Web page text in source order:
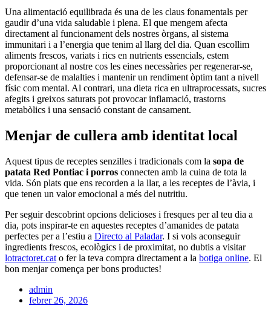
Una alimentació equilibrada és una de les claus fonamentals per
gaudir d’una vida saludable i plena. El que mengem afecta
directament al funcionament dels nostres òrgans, al sistema
immunitari i a l’energia que tenim al llarg del dia. Quan escollim
aliments frescos, variats i rics en nutrients essencials, estem
proporcionant al nostre cos les eines necessàries per regenerar-se,
defensar-se de malalties i mantenir un rendiment òptim tant a nivell
físic com mental. Al contrari, una dieta rica en ultraprocessats, sucres
afegits i greixos saturats pot provocar inflamació, trastorns
metabòlics i una sensació constant de cansament.
Menjar de cullera amb identitat local
Aquest tipus de receptes senzilles i tradicionals com la sopa de
patata Red Pontiac i porros connecten amb la cuina de tota la
vida. Són plats que ens recorden a la llar, a les receptes de l’àvia, i
que tenen un valor emocional a més del nutritiu.
Per seguir descobrint opcions delicioses i fresques per al teu dia a
dia, pots inspirar-te en aquestes receptes d’amanides de patata
perfectes per a l’estiu a Directo al Paladar. I si vols aconseguir
ingredients frescos, ecològics i de proximitat, no dubtis a visitar
lotractoret.cat o fer la teva compra directament a la botiga online. El
bon menjar comença per bons productes!
admin
febrer 26, 2026